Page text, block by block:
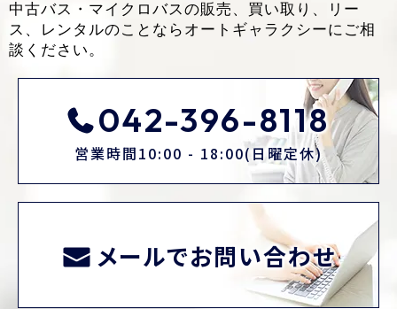
中古バス・マイクロバスの販売、買い取り、リー
ス、レンタルのことなら オートギャラクシーにご相
談ください。
042-396-8118
営業時間10:00 - 18:00(日曜定休)
メールでお問い合わせ